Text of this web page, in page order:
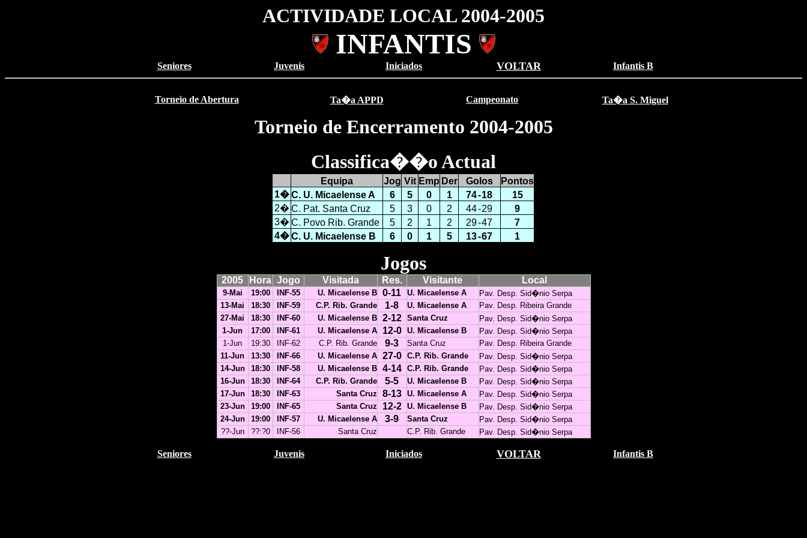
ACTIVIDADE LOCAL 2004-2005
INFANTIS
Seniores Juvenis Iniciados VOLTAR Infantis B
Torneio de Abertura Ta�a APPD Campeonato Ta�a S. Miguel
Torneio de Encerramento 2004-2005
Classifica��o Actual
Equipa Jog Vit Emp Der Golos
Pontos
1� C. U. Micaelense A 6 5 0 1 74-18
15
2� C. Pat. Santa Cruz 5 3 0 2 44-29
9
3� C. Povo Rib. Grande 5 2 1 2 29-47
7
4� C. U. Micaelense B 6 0 1 5 13-67 1
Jogos
2005 Hora Jogo Visitada Res. Visitante Local
9-Mai 19:00 INF-55 U. Micaelense B 0-11 U. Micaelense A
Pav. Desp. Sid�nio Serpa
13-Mai
18:30 INF-59 C.P. Rib. Grande 1-8 U. Micaelense A
Pav. Desp. Ribeira Grande
27-Mai
18:30 INF-60 U. Micaelense B 2-12 Santa Cruz
Pav. Desp. Sid�nio Serpa
1-Jun
17:00 INF-61 U. Micaelense A 12-0 U. Micaelense B
Pav. Desp. Sid�nio Serpa
1-Jun
19:30 INF-62 C.P. Rib. Grande 9-3 Santa Cruz
Pav. Desp. Ribeira Grande
11-Jun
13:30 INF-66 U. Micaelense A 27-0 C.P. Rib. Grande
Pav. Desp. Sid�nio Serpa
14-Jun
18:30 INF-58 U. Micaelense B 4-14 C.P. Rib. Grande
Pav. Desp. Sid�nio Serpa
16-Jun
18:30 INF-64 C.P. Rib. Grande 5-5 U. Micaelense B
Pav. Desp. Sid�nio Serpa
17-Jun
18:30 INF-63 Santa Cruz 8-13 U. Micaelense A
Pav. Desp. Sid�nio Serpa
23-Jun
19:00 INF-65 Santa Cruz 12-2 U. Micaelense B
Pav. Desp. Sid�nio Serpa
24-Jun
19:00 INF-57 U. Micaelense A 3-9 Santa Cruz
Pav. Desp. Sid�nio Serpa
??-Jun
??:?0 INF-56 Santa Cruz C.P. Rib. Grande Pav. Desp. Sid�nio Serpa
Seniores Juvenis Iniciados VOLTAR Infantis B